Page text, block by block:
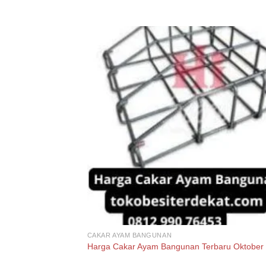
CAKAR AYAM BANGUNAN
Harga Cakar Ayam Bangunan Terbaru Oktober